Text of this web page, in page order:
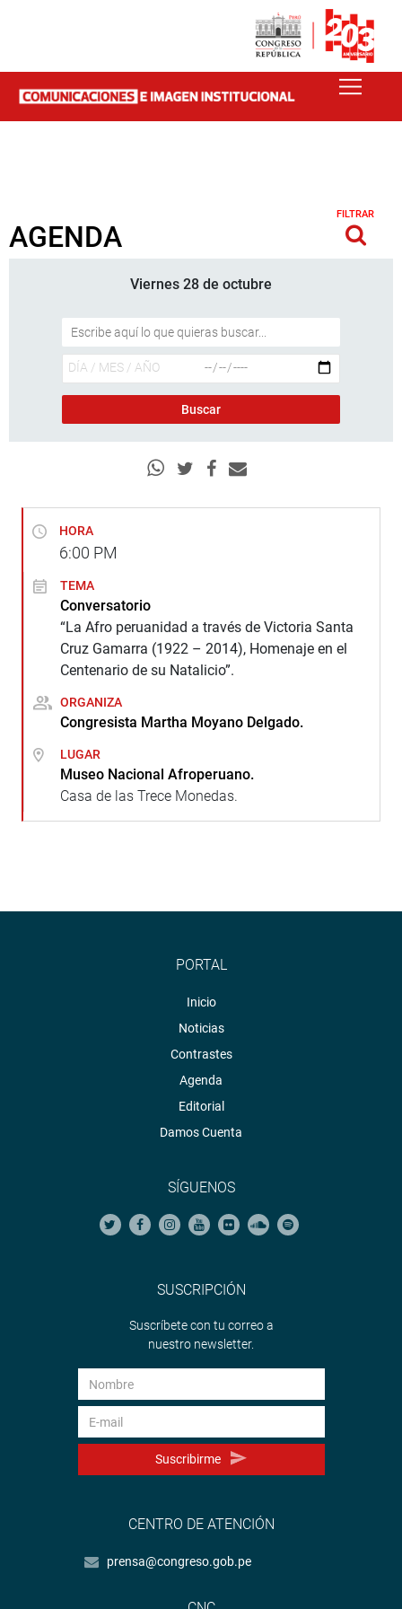
AGENDA
FILTRAR
Viernes 28 de octubre
HORA
6:00 PM
TEMA
Conversatorio
“La Afro peruanidad a través de Victoria Santa
Cruz Gamarra (1922 – 2014), Homenaje en el
Centenario de su Natalicio”.
ORGANIZA
Congresista Martha Moyano Delgado.
LUGAR
Museo Nacional Afroperuano.
Casa de las Trece Monedas.
PORTAL
Inicio
Noticias
Contrastes
Agenda
Editorial
Damos Cuenta
SÍGUENOS
SUSCRIPCIÓN
Suscríbete con tu correo a
nuestro newsletter.
Suscribirme
CENTRO DE ATENCIÓN
prensa@congreso.gob.pe